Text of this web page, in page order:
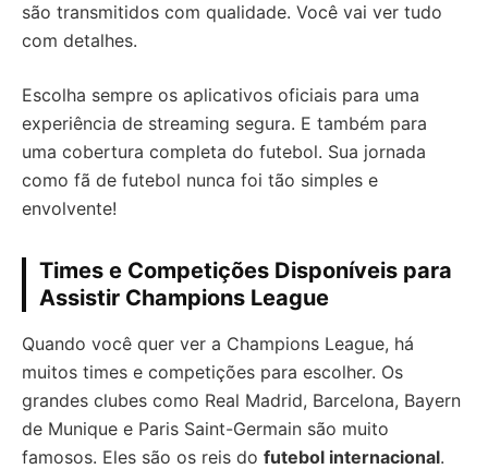
são transmitidos com qualidade. Você vai ver tudo
com detalhes.
Escolha sempre os aplicativos oficiais para uma
experiência de streaming segura. E também para
uma cobertura completa do futebol. Sua jornada
como fã de futebol nunca foi tão simples e
envolvente!
Times e Competições Disponíveis para
Assistir Champions League
Quando você quer ver a Champions League, há
muitos times e competições para escolher. Os
grandes clubes como Real Madrid, Barcelona, Bayern
de Munique e Paris Saint-Germain são muito
famosos. Eles são os reis do futebol internacional.